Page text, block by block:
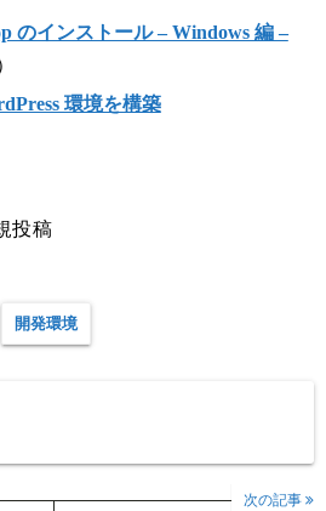
のインストール – Windows 編 –
環境を構築
投稿
開発環境
次の記事